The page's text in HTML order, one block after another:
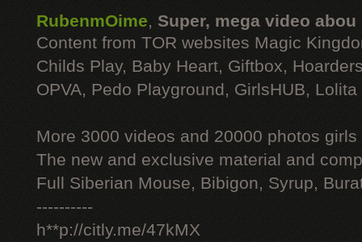
RubenmOime, Super, mega video abou
Content from TOR websites Magic
Childs Play, Baby Heart, Giftbox,
OPVA, Pedo Playground, GirlsHUB, Lolita
More 3000 videos and 20000 photos
The new and exclusive material and
Full Siberian Mouse, Bibigon, Syrup,
----------
h**p://citly.me/47kMX